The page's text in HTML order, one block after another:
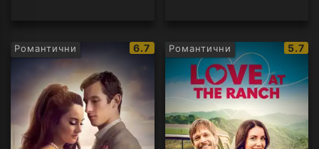
Романтични
IMDb
рейтинг:
6.7 Романтични
IMDb
5.7